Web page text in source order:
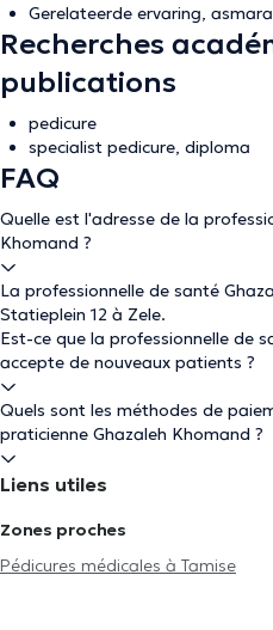
Gerelateerde ervaring,
Recherches
publications
pedicure
specialist pedicure, diploma
FAQ
Quelle est l'adresse de la
Khomand ?
La professionnelle de santé
Statieplein 12 à Zele.
Est-ce que la professionnelle de
accepte de nouveaux patients ?
Quels sont les méthodes de
praticienne Ghazaleh Khomand ?
Liens utiles
Zones proches
Pédicures médicales à Tamise